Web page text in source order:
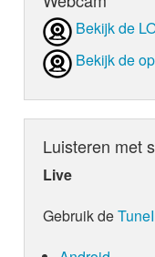
Bekijk de
Bekijk de
Luisteren met
Live
Gebruik de